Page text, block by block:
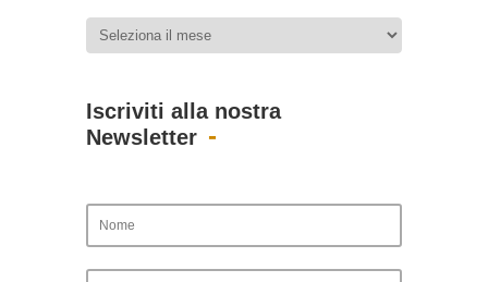
Iscriviti alla nostra
Newsletter